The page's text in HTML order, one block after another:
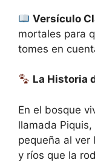
Versículo
mortales para
tomes en
La Historia
En el bosque
llamada
pequeña al ver
y ríos que la